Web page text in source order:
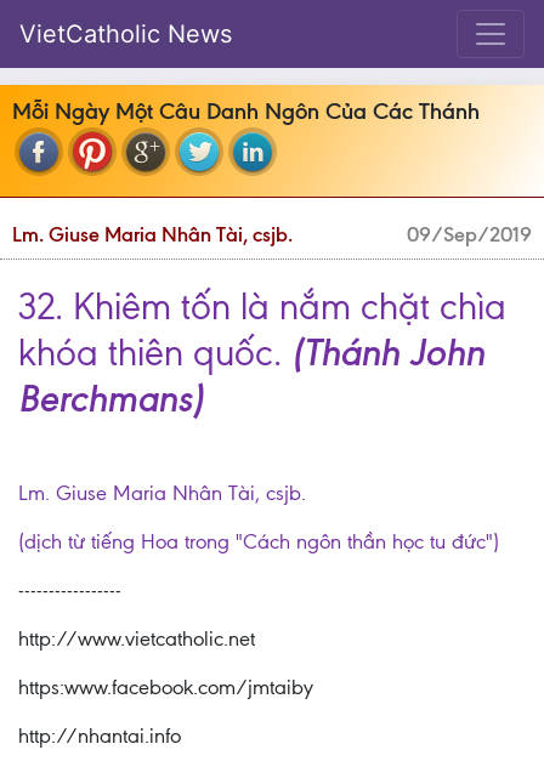
VietCatholic News
Mỗi Ngày Một Câu Danh Ngôn Của Các Thánh
Lm. Giuse Maria Nhân Tài, csjb. 09/Sep/2019
32. Khiêm tốn là nắm chặt chìa
khóa thiên quốc. (Thánh John
Berchmans)
Lm. Giuse Maria Nhân Tài, csjb.
(dịch từ tiếng Hoa trong "Cách ngôn thần học tu đức")
-----------------
http://www.vietcatholic.net
https:www.facebook.com/jmtaiby
http://nhantai.info